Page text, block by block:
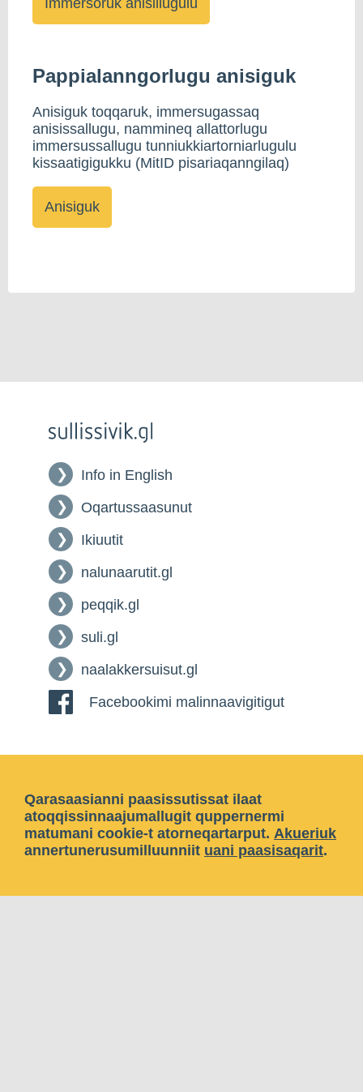
Pappialanngorlugu anisiguk
Anisiguk toqqaruk, immersugassaq
anisissallugu, nammineq allattorlugu
immersussallugu tunniukkiartorniarlugulu
kissaatigigukku (MitID pisariaqanngilaq)
Info in English
Oqartussaasunut
Ikiuutit
nalunaarutit.gl
peqqik.gl
suli.gl
naalakkersuisut.gl
Facebookimi malinnaavigitigut
Qarasaasianni paasissutissat ilaat
atoqqissinnaajumallugit quppernermi
matumani cookie-t atorneqartarput. Akueriuk
annertunerusumilluunniit uani paasisaqarit.